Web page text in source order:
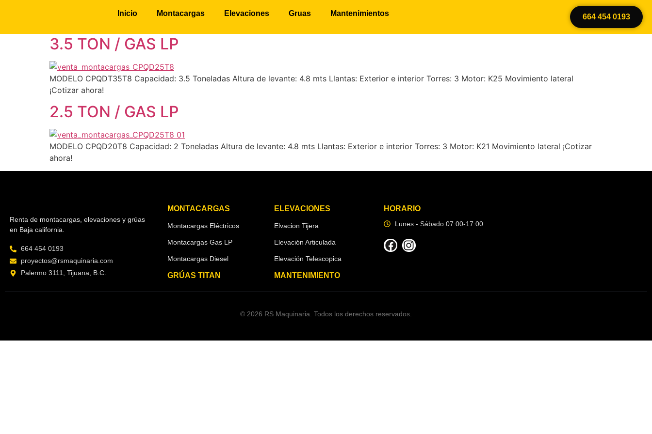
Inicio Montacargas Elevaciones Gruas Mantenimientos 664 454 0193
Categoría: Montacargas Gas LP
3.5 TON / GAS LP
MODELO CPQDT35T8 Capacidad: 3.5 Toneladas Altura de levante: 4.8 mts Llantas: Exterior e interior Torres: 3 Motor: K25 Movimiento lateral
¡Cotizar ahora!
2.5 TON / GAS LP
MODELO CPQD20T8 Capacidad: 2 Toneladas Altura de levante: 4.8 mts Llantas: Exterior e interior Torres: 3 Motor: K21 Movimiento lateral ¡Cotizar
ahora!
Renta de montacargas, elevaciones y grúas
en Baja california.
664 454 0193
proyectos@rsmaquinaria.com
Palermo 3111, Tijuana, B.C.
MONTACARGAS
Montacargas Eléctricos
Montacargas Gas LP
Montacargas Diesel
GRÚAS TITAN
ELEVACIONES
Elvacion Tijera
Elevación Articulada
Elevación Telescopica
MANTENIMIENTO
HORARIO
Lunes - Sábado 07:00-17:00
© 2026 RS Maquinaria. Todos los derechos reservados.